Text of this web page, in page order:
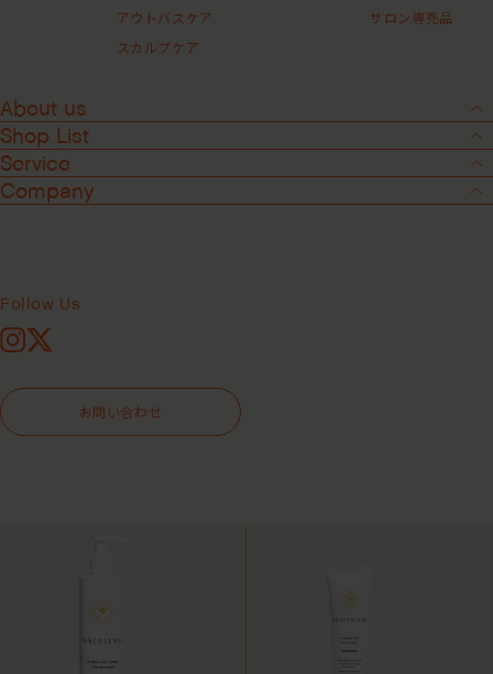
アウトバスケア
スカルプケア
サロン専売品
About us
Shop List
Service
Company
Follow Us
Instagram
X
お問い合わせ
Filter
ALL
ベストセラー
シャンプー
コンディショナー&トリ
アウトバスケア
スカルプケア
トラベルキット
サロン専売品
ピュアクラリファイングマスク ＜洗い
流すヘアパック＞
¥4,400
スイートスピリットリーブインコンデ
ィショナー ＜洗い流さないヘアトリー